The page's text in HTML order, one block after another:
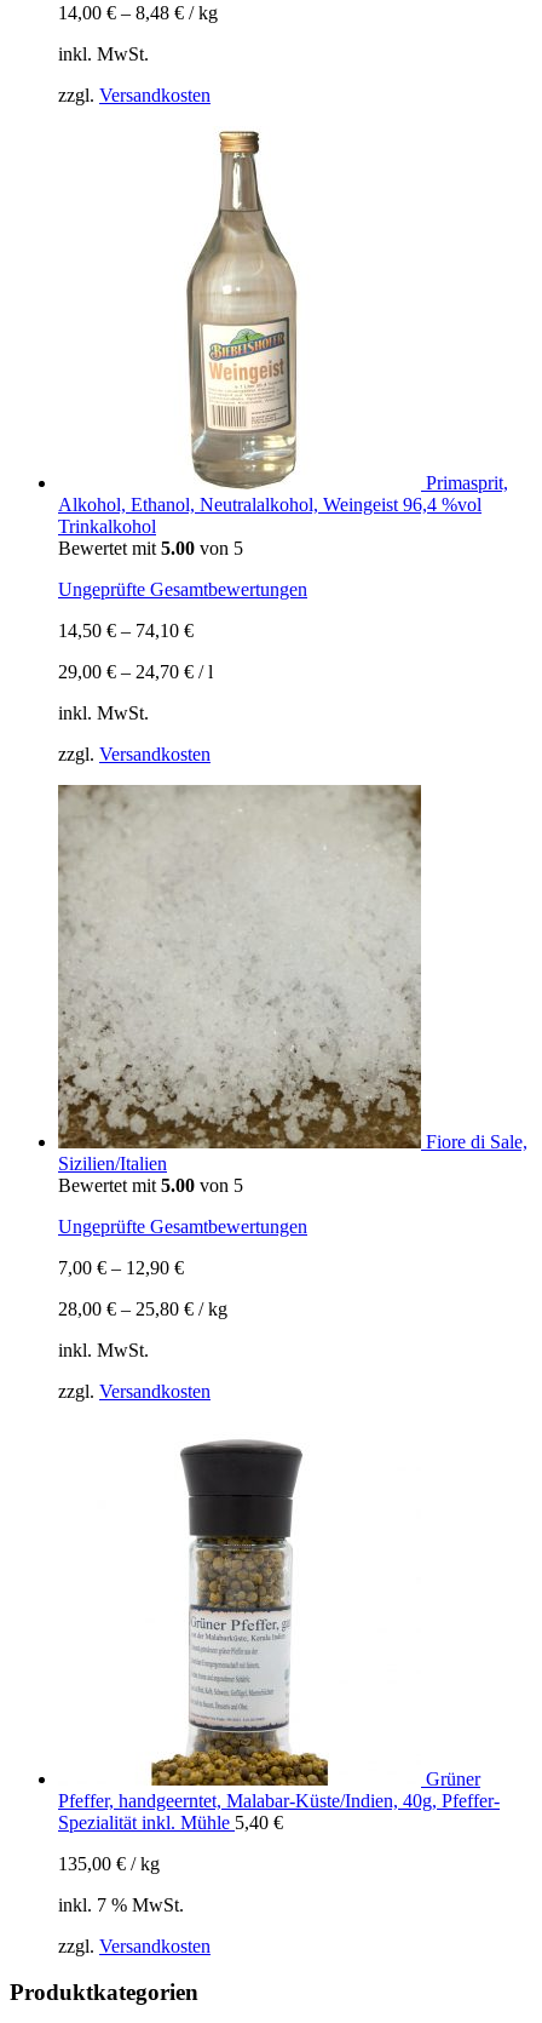
14,00 € – 8,48 € /kg
inkl. MwSt.
zzgl. Versandkosten
Primasprit,
Alkohol, Ethanol, Neutralalkohol, Weingeist 96,4 %vol
Trinkalkohol
Bewertet mit 5.00 von 5
Ungeprüfte Gesamtbewertungen
14,50 € – 74,10 €
29,00 € – 24,70 € /l
inkl. MwSt.
zzgl. Versandkosten
Fiore di Sale,
Sizilien/Italien
Bewertet mit 5.00 von 5
Ungeprüfte Gesamtbewertungen
7,00 € – 12,90 €
28,00 € – 25,80 € /kg
inkl. MwSt.
zzgl. Versandkosten
Grüner
Pfeffer, handgeerntet, Malabar-Küste/Indien, 40g, Pfeffer-
Spezialität inkl. Mühle 5,40 €
135,00 € /kg
inkl. 7 % MwSt.
zzgl. Versandkosten
Produktkategorien